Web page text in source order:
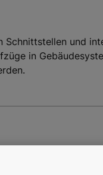
Schnittstellen und
in
Updates,